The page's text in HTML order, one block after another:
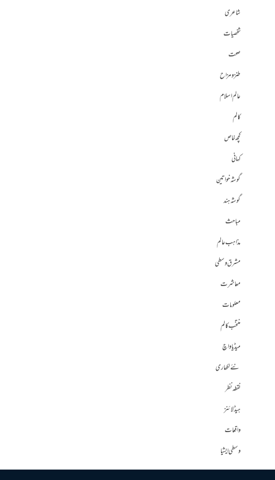
شاعری
شخصیات
صحت
طنز و مزاح
عالم اسلام
کالم
کچھ خاص
کہانی
گوشہ خواتین
گوشہ ہند
مباحث
مذاہب عالم
مشرق وسطی
معاشرت
معلومات
منتخب کالم
میڈیا واچ
نئے لکھاری
نقطہ نظر
ہیڈلائنز
واقعات
وسطی ایشیا